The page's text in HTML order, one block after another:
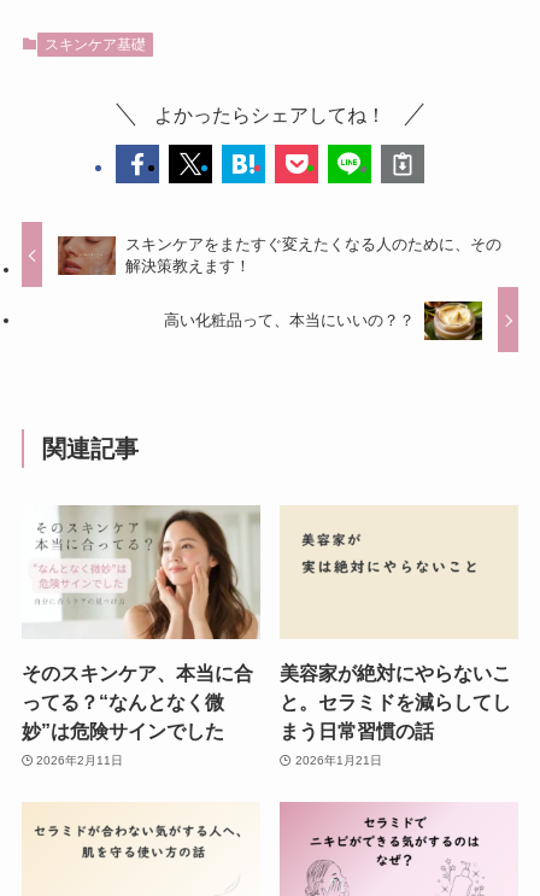
スキンケア基礎
よかったらシェアしてね！
スキンケアをまたすぐ変えたくなる人のために、その
解決策教えます！
高い化粧品って、本当にいいの？？
関連記事
そのスキンケア、本当に合
ってる？“なんとなく微
妙”は危険サインでした
2026年2月11日
美容家が絶対にやらないこ
と。セラミドを減らしてし
まう日常習慣の話
2026年1月21日